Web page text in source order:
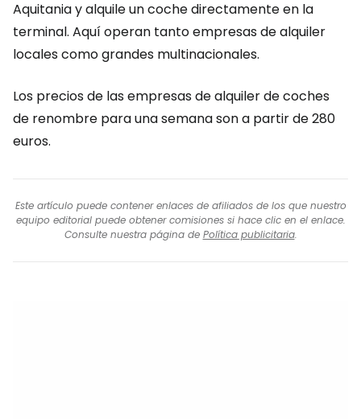
Aquitania y alquile un coche directamente en la
terminal. Aquí operan tanto empresas de alquiler
locales como grandes multinacionales.
Los precios de las empresas de alquiler de coches
de renombre para una semana son a partir de 280
euros.
Este artículo puede contener enlaces de afiliados de los que nuestro
equipo editorial puede obtener comisiones si hace clic en el enlace.
Consulte nuestra página de Política publicitaria.